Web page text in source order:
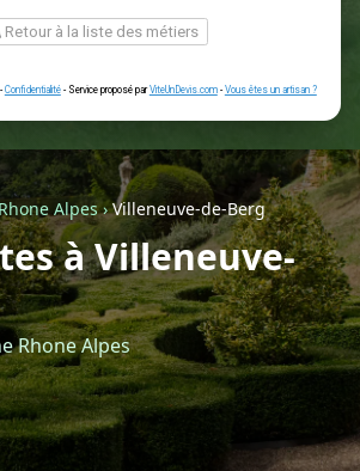
ou
Retour à la liste des métiers
CGU-Confidentialité- Service proposé parViteUnDevis.com - Vous
Alpes›Villeneuve-de-Berg
à Villeneuve-
Rhone Alpes